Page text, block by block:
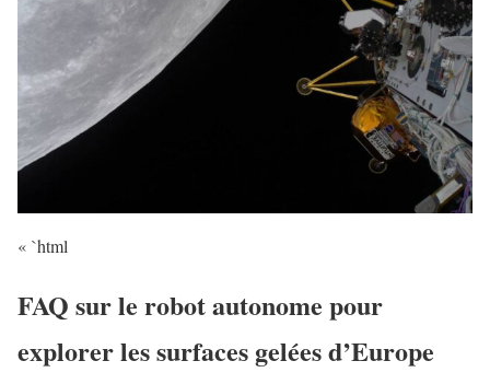
« `html
FAQ sur le robot autonome pour
explorer les surfaces gelées d’Europe